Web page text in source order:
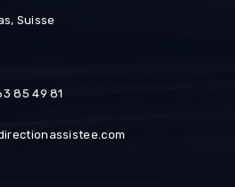
Suisse
85 49 81